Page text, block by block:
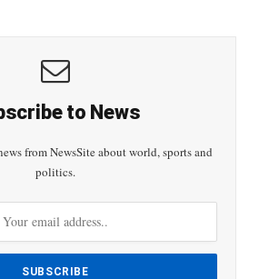
to News
from NewsSite about world, sports and
politics.